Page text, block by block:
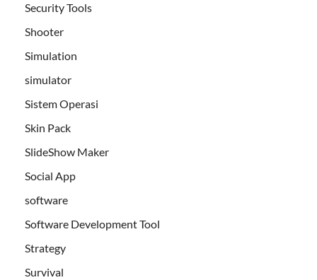
Security Tools
Shooter
Simulation
simulator
Sistem Operasi
Skin Pack
SlideShow Maker
Social App
software
Software Development Tool
Strategy
Survival